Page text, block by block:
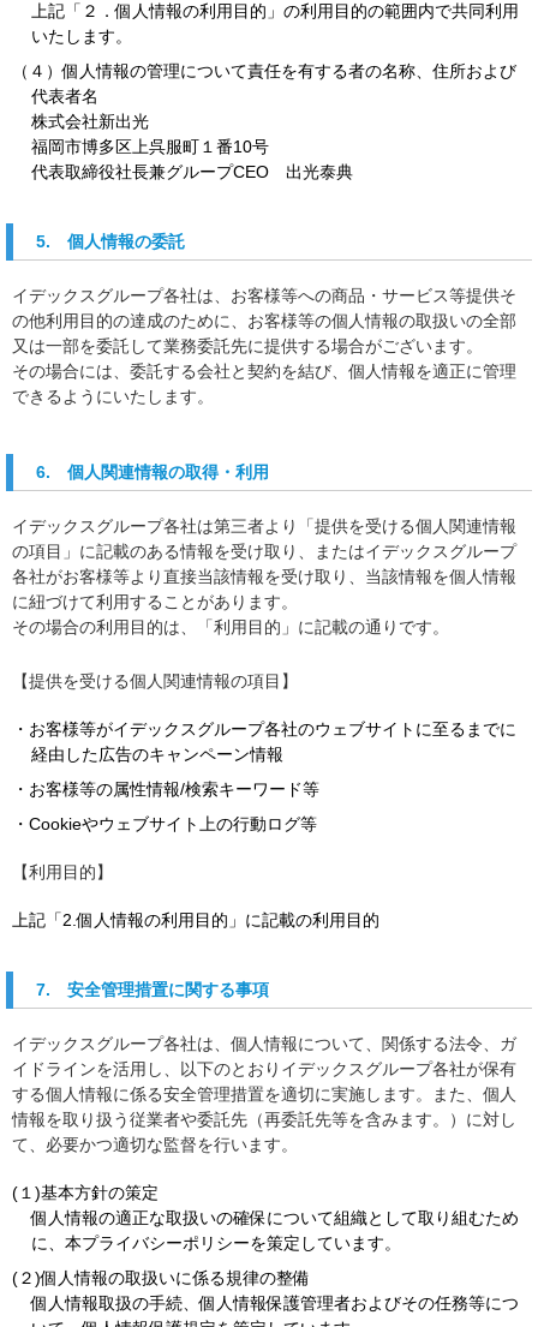
上記「２．個人情報の利用目的」の利用目的の範囲内で共同利用
いたします。
（４）個人情報の管理について責任を有する者の名称、住所および
代表者名
株式会社新出光
福岡市博多区上呉服町１番10号
代表取締役社長兼グループCEO 出光泰典
5. 個人情報の委託
イデックスグループ各社は、お客様等への商品・サービス等提供そ
の他利用目的の達成のために、お客様等の個人情報の取扱いの全部
又は一部を委託して業務委託先に提供する場合がございます。
その場合には、委託する会社と契約を結び、個人情報を適正に管理
できるようにいたします。
6. 個人関連情報の取得・利用
イデックスグループ各社は第三者より「提供を受ける個人関連情報
の項目」に記載のある情報を受け取り、またはイデックスグループ
各社がお客様等より直接当該情報を受け取り、当該情報を個人情報
に紐づけて利用することがあります。
その場合の利用目的は、「利用目的」に記載の通りです。
【提供を受ける個人関連情報の項目】
・お客様等がイデックスグループ各社のウェブサイトに至るまでに
経由した広告のキャンペーン情報
・お客様等の属性情報/検索キーワード等
・Cookieやウェブサイト上の行動ログ等
【利用目的】
上記「2.個人情報の利用目的」に記載の利用目的
7. 安全管理措置に関する事項
イデックスグループ各社は、個人情報について、関係する法令、ガ
イドラインを活用し、以下のとおりイデックスグループ各社が保有
する個人情報に係る安全管理措置を適切に実施します。また、個人
情報を取り扱う従業者や委託先（再委託先等を含みます。）に対し
て、必要かつ適切な監督を行います。
(１)基本方針の策定
個人情報の適正な取扱いの確保について組織として取り組むため
に、本プライバシーポリシーを策定しています。
(２)個人情報の取扱いに係る規律の整備
個人情報取扱の手続、個人情報保護管理者およびその任務等につ